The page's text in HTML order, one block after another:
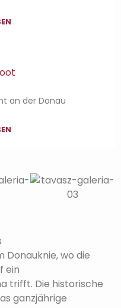
an der Donau
wo die
ein
trifft. Die historische
ganzjährige